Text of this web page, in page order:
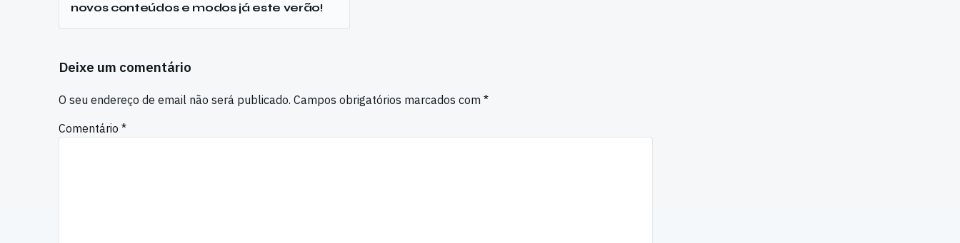
novos conteúdos e modos já este verão!
Deixe um comentário
O seu endereço de email não será publicado. Campos obrigatórios marcados com *
Comentário *